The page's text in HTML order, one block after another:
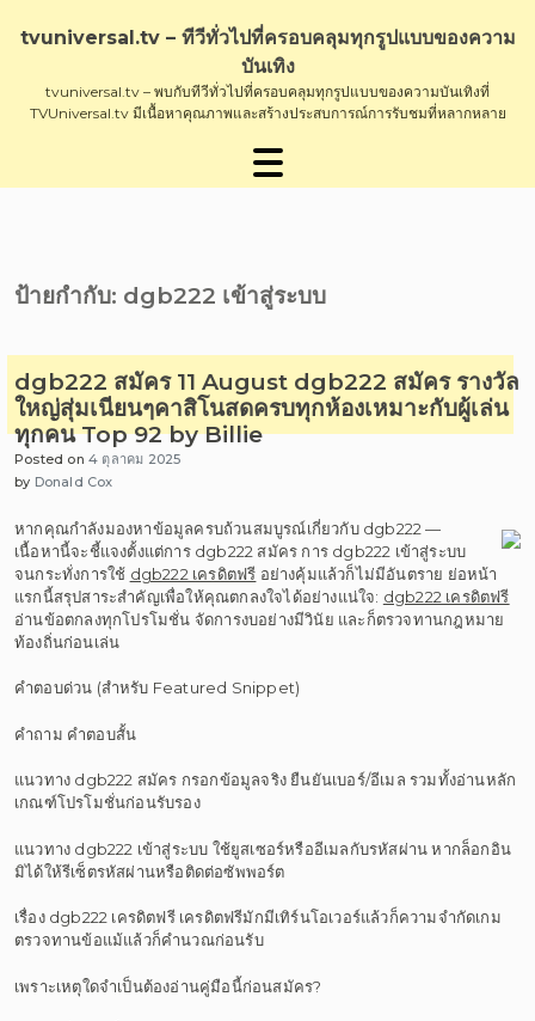
tvuniversal.tv – ทีวีทั่วไปที่ครอบคลุมทุกรูปแบบของความ
บันเทิง
tvuniversal.tv – พบกับทีวีทั่วไปที่ครอบคลุมทุกรูปแบบของความบันเทิงที่
TVUniversal.tv มีเนื้อหาคุณภาพและสร้างประสบการณ์การรับชมที่หลากหลาย
ป้ายกำกับ: dgb222 เข้าสู่ระบบ
dgb222 สมัคร 11 August dgb222 สมัคร รางวัล
ใหญ่สุ่มเนียนๆคาสิโนสดครบทุกห้องเหมาะกับผู้เล่น
ทุกคน Top 92 by Billie
Posted on4 ตุลาคม 2025
by Donald Cox
หากคุณกำลังมองหาข้อมูลครบถ้วนสมบูรณ์เกี่ยวกับ dgb222 —
เนื้อหานี้จะชี้แจงตั้งแต่การ dgb222 สมัคร การ dgb222 เข้าสู่ระบบ
จนกระทั่งการใช้ dgb222 เครดิตฟรี อย่างคุ้มแล้วก็ไม่มีอันตราย ย่อหน้า
แรกนี้สรุปสาระสำคัญเพื่อให้คุณตกลงใจได้อย่างแน่ใจ: dgb222 เครดิตฟรี
อ่านข้อตกลงทุกโปรโมชั่น จัดการงบอย่างมีวินัย และก็ตรวจทานกฎหมาย
ท้องถิ่นก่อนเล่น
คำตอบด่วน (สำหรับ Featured Snippet)
คำถาม คำตอบสั้น
แนวทาง dgb222 สมัคร กรอกข้อมูลจริง ยืนยันเบอร์/อีเมล รวมทั้งอ่านหลัก
เกณฑ์โปรโมชั่นก่อนรับรอง
แนวทาง dgb222 เข้าสู่ระบบ ใช้ยูสเซอร์หรืออีเมลกับรหัสผ่าน หากล็อกอิน
มิได้ให้รีเซ็ตรหัสผ่านหรือติดต่อซัพพอร์ต
เรื่อง dgb222 เครดิตฟรี เครดิตฟรีมักมีเทิร์นโอเวอร์แล้วก็ความจำกัดเกม
ตรวจทานข้อแม้แล้วก็คำนวณก่อนรับ
เพราะเหตุใดจำเป็นต้องอ่านคู่มือนี้ก่อนสมัคร?